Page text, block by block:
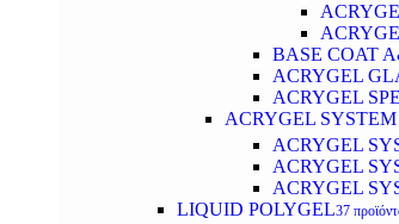
BASE COAT
ACRYGEL
ACRYGEL
ACRYGEL
ACRYGEL
ACRYGEL
ACRYGEL
LIQUID POLYGEL37